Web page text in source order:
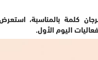
كلمة بالمناسبة،
اليوم الأول.